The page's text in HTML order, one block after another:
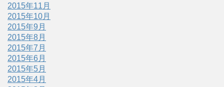
2015年11月
2015年10月
2015年9月
2015年8月
2015年7月
2015年6月
2015年5月
2015年4月